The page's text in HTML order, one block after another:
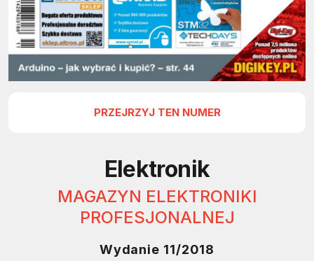
PRZEJRZYJ TEN NUMER
Elektronik
MAGAZYN ELEKTRONIKI
PROFESJONALNEJ
Wydanie 11/2018